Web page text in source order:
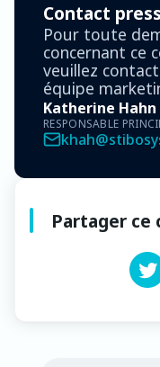
Contact
Pour toute
concernant ce
veuillez
équipe
Katherine Hahn
RESPONSABLE
Partager ce